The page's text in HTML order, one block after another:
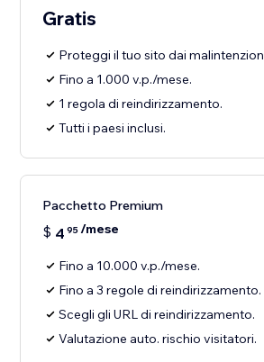
Gratis
Proteggi il tuo sito dai
Fino a 1.000 v.p./mese.
1 regola di reindirizzamento.
Tutti i paesi inclusi.
Pacchetto Premium
$ 4 95/mese
Fino a 10.000 v.p./mese.
Fino a 3 regole di reindirizzamento.
Scegli gli URL di reindirizzamento.
Valutazione auto. rischio visitatori.